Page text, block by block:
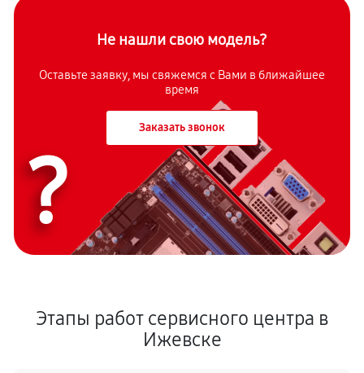
Не нашли свою модель?
Оставьте заявку, мы свяжемся с Вами в ближайшее
время
Заказать звонок
?
Этапы работ сервисного центра в
Ижевске